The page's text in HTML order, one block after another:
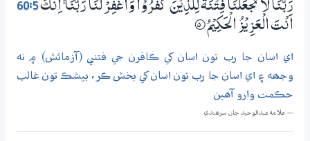
60:5رَبَّنَا لَا تَجْعَلْنَا فِتْنَةً لِّلَّذِيْنَ كَفَرُوْا وَاغْفِرْ لَنَا رَبَّنَا ۚ اِنَّكَ
اَنْتَ الْعَزِيْزُ الْحَكِيْمُ 5‏۝
اي اسان جا رب تون اسان کي ڪافرن جي فتني (آزمائش) ۾ نه
وجھه ۽ اي اسان جا رب تون اسان کي بخش ڪر، بيشڪ تون غالب
حڪمت وارو آهين
— علامه عبدالوحيد جان سرھندي